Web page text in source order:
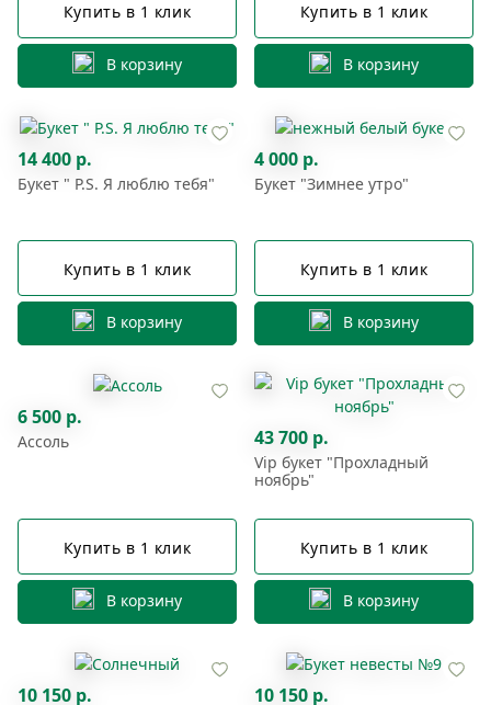
Купить в 1 клик
В корзину
Купить в 1 клик
В корзину
14 400 р.
Букет " P.S. Я люблю тебя"
Купить в 1 клик
В корзину
4 000 р.
Букет "Зимнее утро"
Купить в 1 клик
В корзину
6 500 р.
Ассоль
Купить в 1 клик
В корзину
43 700 р.
Vip букет "Прохладный
ноябрь"
Купить в 1 клик
В корзину
10 150 р. 10 150 р.